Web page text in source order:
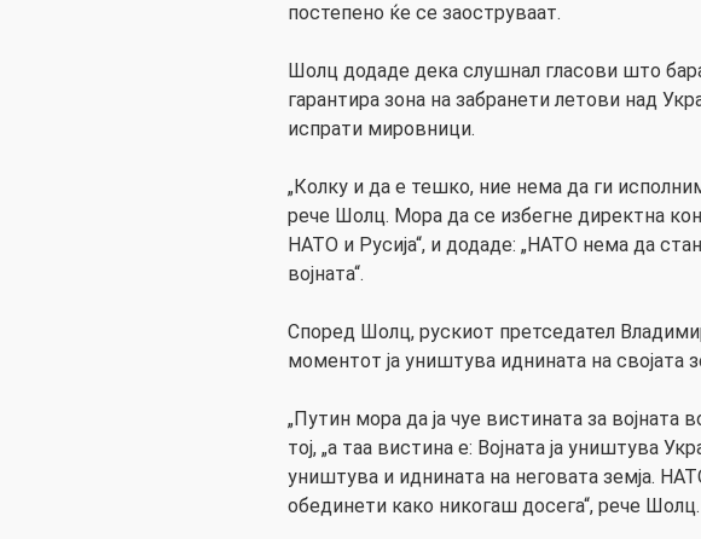
постепено ќе се заоструваат.
Шолц додаде дека слушнал гласови што
гарантира зона на забранети летови над
испрати мировници.
„Колку и да е тешко, ние нема да ги
рече Шолц. Мора да се избегне директна
НАТО и Русија“, и додаде: „НАТО нема да
војната“.
Според Шолц, рускиот претседател
моментот ја уништува иднината на својата
„Путин мора да ја чуе вистината за војната
тој, „а таа вистина е: Војната ја уништува
уништува и иднината на неговата земја.
обединети како никогаш досега“, рече Шолц.